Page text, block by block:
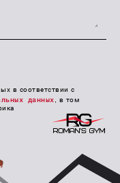
в соответствии с
данных , в том